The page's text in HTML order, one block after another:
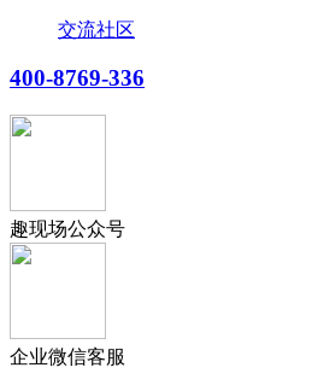
交流社区
400-8769-336
趣现场公众号
企业微信客服